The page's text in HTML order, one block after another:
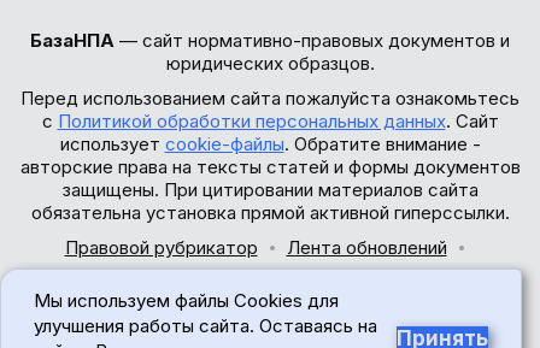
БазаНПА — сайт нормативно-правовых документов и
юридических образцов.
Перед использованием сайта пожалуйста ознакомьтесь
с Политикой обработки персональных данных. Сайт
использует cookie-файлы. Обратите внимание -
авторские права на тексты статей и формы документов
защищены. При цитировании материалов сайта
обязательна установка прямой активной гиперссылки.
Правовой рубрикатор
Лента обновлений
© 2017-2026
Мы используем файлы Cookies для
улучшения работы сайта. Оставаясь на
Принять